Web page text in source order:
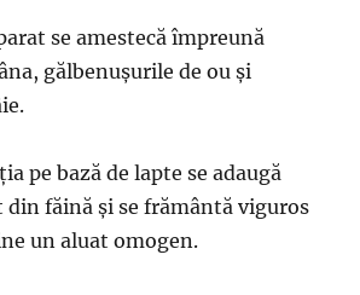
se amestecă împreună
gălbenușurile de ou și
pe bază de lapte se adaugă
făină și se frământă viguros
un aluat omogen.